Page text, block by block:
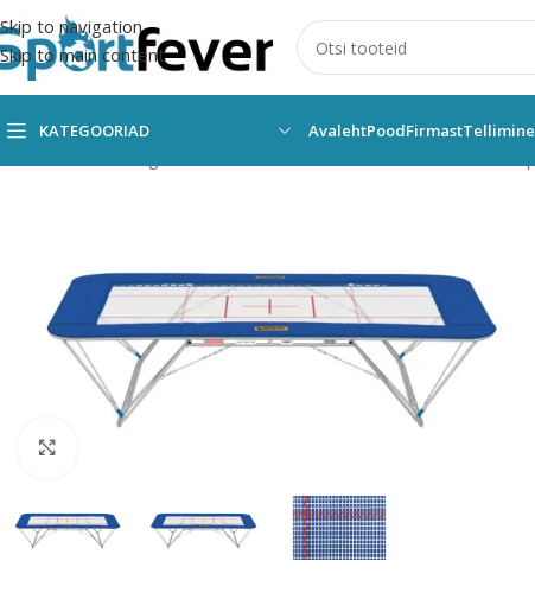
Skip to navigation
Skip to main content
KATEGOORIAD AvalehtPoodFirmastTellimine